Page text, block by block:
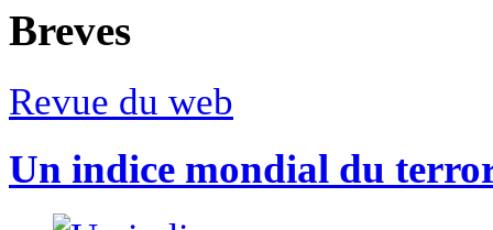
Breves
Revue du web
Un indice mondial du